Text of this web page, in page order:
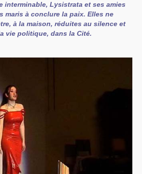
interminable, Lysistrata et ses amies
maris à conclure la paix. Elles ne
à la maison, réduites au silence et
vie politique, dans la Cité.